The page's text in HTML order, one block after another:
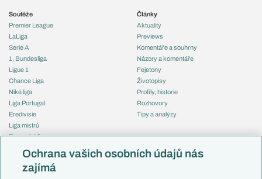
Soutěže
Premier League
LaLiga
Serie A
1. Bundesliga
Ligue 1
Chance Liga
Niké liga
Liga Portugal
Eredivisie
Liga mistrů
Evropská liga
Mistrovství světa
Liga národů
Články
Aktuality
Previews
Komentáře a souhrny
Názory a komentáře
Fejetony
Životopisy
Profily, historie
Rozhovory
Tipy a analýzy
Česko
Ochrana vašich osobních údajů nás
zajímá